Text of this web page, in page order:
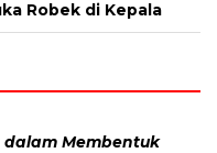
Robek di Kepala
dalam Membentuk